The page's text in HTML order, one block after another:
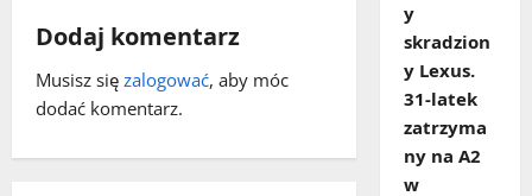
w
p
i
Dodaj komentarz
Musisz się zalogować, aby móc
dodać komentarz.
y
skradzion
y Lexus.
31‑latek
zatrzyma
ny na A2
w